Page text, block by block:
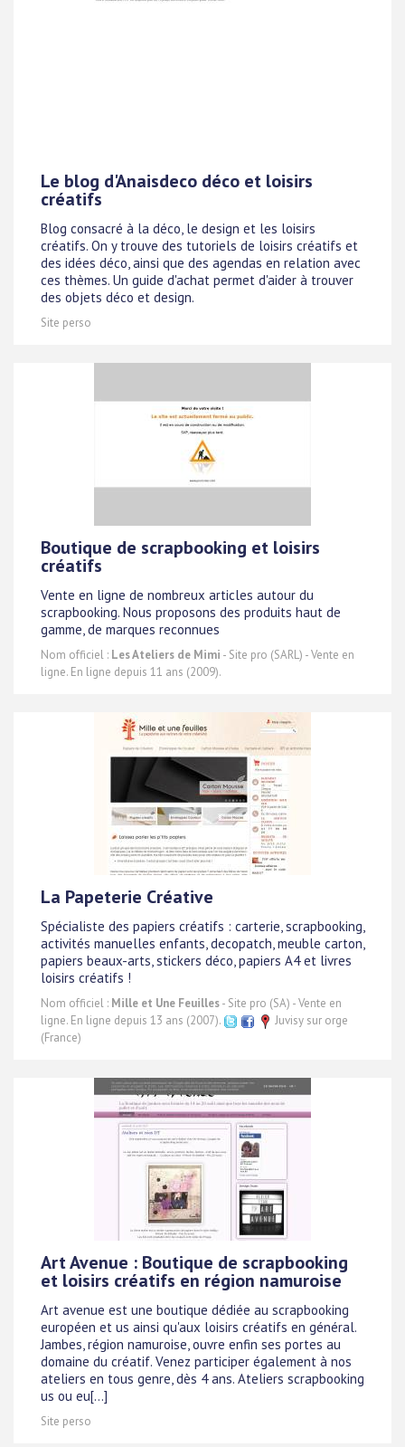
Le blog d'Anaisdeco déco et loisirs
créatifs
Blog consacré à la déco, le design et les loisirs
créatifs. On y trouve des tutoriels de loisirs créatifs et
des idées déco, ainsi que des agendas en relation avec
ces thèmes. Un guide d'achat permet d'aider à trouver
des objets déco et design.
Site perso
Boutique de scrapbooking et loisirs
créatifs
Vente en ligne de nombreux articles autour du
scrapbooking. Nous proposons des produits haut de
gamme, de marques reconnues
Nom officiel : Les Ateliers de Mimi - Site pro (SARL) - Vente en
ligne. En ligne depuis 11 ans (2009).
La Papeterie Créative
Spécialiste des papiers créatifs : carterie, scrapbooking,
activités manuelles enfants, decopatch, meuble carton,
papiers beaux-arts, stickers déco, papiers A4 et livres
loisirs créatifs !
Nom officiel : Mille et Une Feuilles- Site pro (SA) - Vente en
ligne. En ligne depuis 13 ans (2007).
Juvisy sur orge
(France)
Art Avenue : Boutique de scrapbooking
et loisirs créatifs en région namuroise
Art avenue est une boutique dédiée au scrapbooking
européen et us ainsi qu'aux loisirs créatifs en général.
Jambes, région namuroise, ouvre enfin ses portes au
domaine du créatif. Venez participer également à nos
ateliers en tous genre, dès 4 ans. Ateliers scrapbooking
us ou eu[...]
Site perso